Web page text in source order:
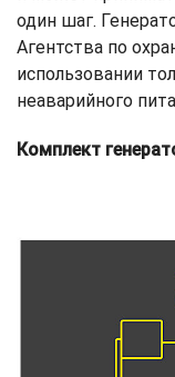
один шаг.
Агентства по
использовании
неаварийного
Комплект